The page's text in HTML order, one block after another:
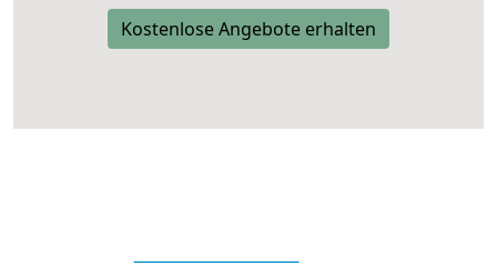
Kostenlose Angebote erhalten